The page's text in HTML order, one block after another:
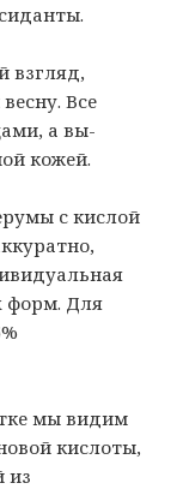
взгляд,
Все
а вы-
кожей.
с кислой
форм. Для
мы видим
кислоты,
из